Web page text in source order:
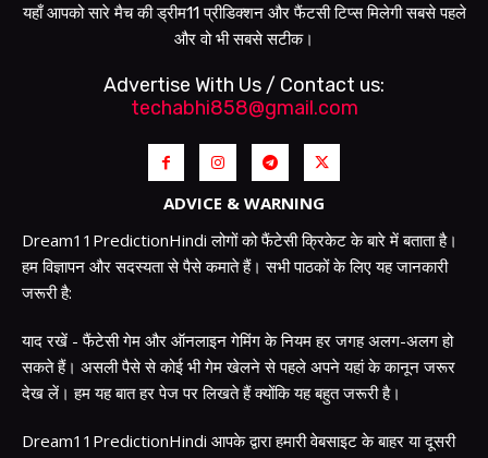
यहाँ आपको सारे मैच की ड्रीम11 प्रीडिक्शन और फैंटसी टिप्स मिलेगी सबसे पहले
और वो भी सबसे सटीक।
Advertise With Us / Contact us:
techabhi858@gmail.com
ADVICE & WARNING
Dream11PredictionHindi लोगों को फैंटेसी क्रिकेट के बारे में बताता है।
हम विज्ञापन और सदस्यता से पैसे कमाते हैं। सभी पाठकों के लिए यह जानकारी
जरूरी है:
याद रखें - फैंटेसी गेम और ऑनलाइन गेमिंग के नियम हर जगह अलग-अलग हो
सकते हैं। असली पैसे से कोई भी गेम खेलने से पहले अपने यहां के कानून जरूर
देख लें। हम यह बात हर पेज पर लिखते हैं क्योंकि यह बहुत जरूरी है।
Dream11PredictionHindi आपके द्वारा हमारी वेबसाइट के बाहर या दूसरी